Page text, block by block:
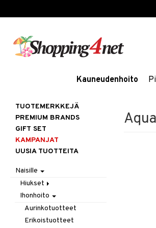
Kauneudenhoito
TUOTEMERKKEJÄ
PREMIUM BRANDS
GIFT SET
KAMPANJAT
UUSIA TUOTTEITA
Naisille
Hiukset
Gift Set
Harjat / Kammat
Hiuskuurit
Ihonhoito
Aurinkotuotteet
Erikoistuotteet